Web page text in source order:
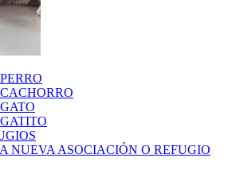
NUEVA ASOCIACIÓN O REFUGIO